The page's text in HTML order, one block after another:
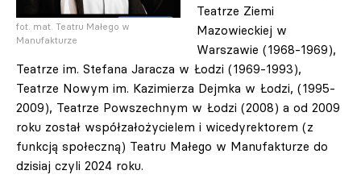
fot. mat. Teatru Małego w
Manufakturze
Teatrze Ziemi
Mazowieckiej w
Warszawie (1968-1969),
Teatrze im. Stefana Jaracza w Łodzi (1969-1993),
Teatrze Nowym im. Kazimierza Dejmka w Łodzi, (1995-
2009), Teatrze Powszechnym w Łodzi (2008) a od 2009
roku został współzałożycielem i wicedyrektorem (z
funkcją społeczną) Teatru Małego w Manufakturze do
dzisiaj czyli 2024 roku.